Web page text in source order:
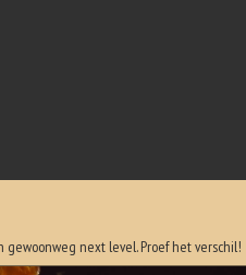
next level. Proef het verschil!